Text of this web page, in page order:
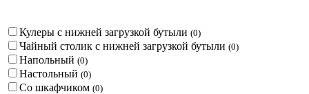
Кулеры с нижней загрузкой бутыли (0)
Чайный столик с нижней загрузкой бутыли (0)
Напольный (0)
Настольный (0)
Со шкафчиком (0)